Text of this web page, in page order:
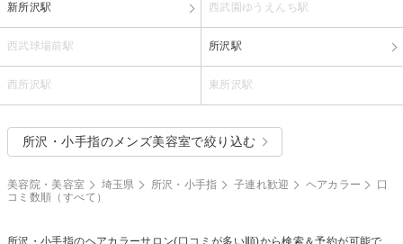
新所沢駅 西武園ゆうえんち駅
西武球場前駅 所沢駅
西所沢駅 東所沢駅
所沢・小手指のメンズ美容室で絞り込む
美容院・美容室 埼玉県 所沢・小手指 子連れ歓迎 ヘアカラー
口
コミ数順（すべて）
所沢・小手指のヘアカラーサロン(口コミが多い順)から検索＆予約が可能で